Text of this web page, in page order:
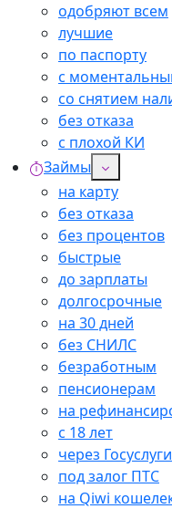
одобряют всем
лучшие
по паспорту
с
со снятием
без отказа
с плохой КИ
Займы
на карту
без отказа
без процентов
быстрые
до зарплаты
долгосрочные
на 30 дней
без СНИЛС
безработным
пенсионерам
на
с 18 лет
через Госуслуги
под залог ПТС
на Qiwi